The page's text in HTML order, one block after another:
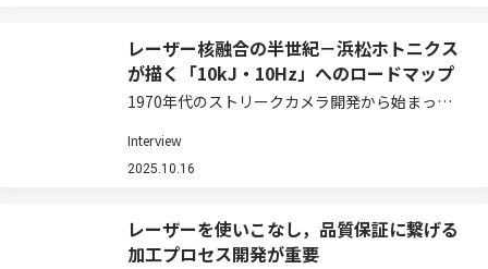
レーザー核融合の半世紀－浜松ホトニクス
が描く「10kJ・10Hz」へのロードマップ
1970年代のストリークカメラ開発から始まった
科学研究所との共同研究，200–300J級・10Hz動
作を実証した近年の進展，そして2028年～2040
Interview
2025.10.16
レーザーを使いこなし，品質保証に繋げる
加工プロセス開発が重要